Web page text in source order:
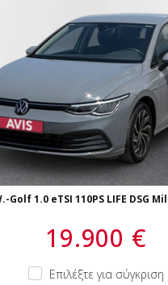
Golf 1.0 eTSI 110PS LIFE DSG
19.900 €
Επιλέξτε για σύγκριση